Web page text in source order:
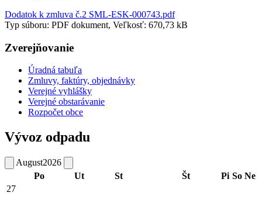
Dodatok k zmluva č.2 SML-ESK-000743.pdf
Typ súboru: PDF dokument, Veľkosť: 670,73 kB
Zverejňovanie
Úradná tabuľa
Zmluvy, faktúry, objednávky
Verejné vyhlášky
Verejné obstarávanie
Rozpočet obce
Vývoz odpadu
August2026
Po
Ut St Št Pi So Ne
27